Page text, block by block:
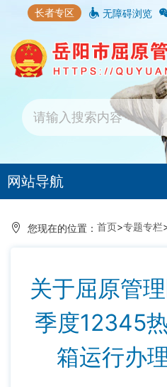
长者专区 无障碍浏览
网站导航
您现在的位置： 首页>专题专栏
关于屈原管
季度12345
箱运行办